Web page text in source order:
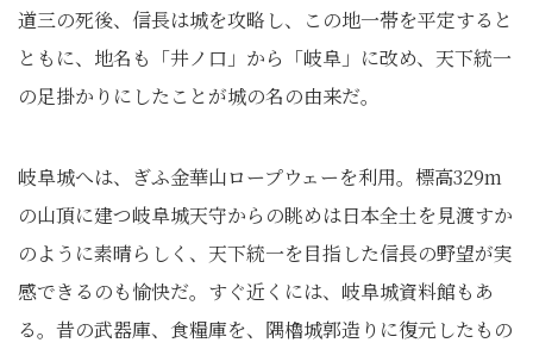
道三の死後、信長は城を攻略し、この地一帯を平定すると
ともに、地名も「井ノ口」から「岐阜」に改め、天下統一
の足掛かりにしたことが城の名の由来だ。
岐阜城へは、ぎふ金華山ロープウェーを利用。標高329m
の山頂に建つ岐阜城天守からの眺めは日本全土を見渡すか
のように素晴らしく、天下統一を目指した信長の野望が実
感できるのも愉快だ。すぐ近くには、岐阜城資料館もあ
る。昔の武器庫、食糧庫を、隅櫓城郭造りに復元したもの